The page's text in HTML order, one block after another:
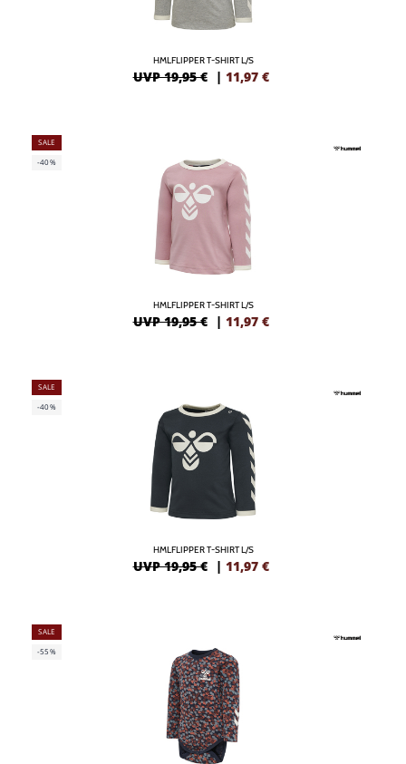
HMLFLIPPER T-SHIRT L/S
UVP 19,95 € | 11,97 €
SALE
-40%
HMLFLIPPER T-SHIRT L/S
UVP 19,95 € | 11,97 €
SALE
-40%
HMLFLIPPER T-SHIRT L/S
UVP 19,95 € | 11,97 €
SALE
-55%